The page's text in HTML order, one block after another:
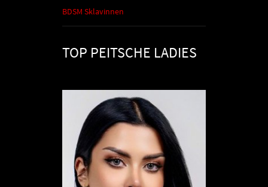
BDSM Sklavinnen
TOP PEITSCHE LADIES